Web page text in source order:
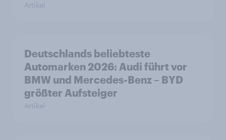
Artikel
Deutschlands beliebteste
Automarken 2026: Audi führt vor
BMW und Mercedes-Benz – BYD
größter Aufsteiger
Artikel